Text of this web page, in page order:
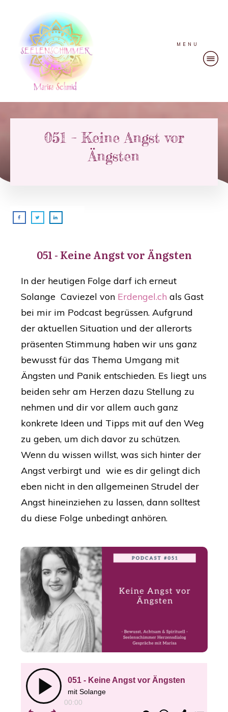
MENU
051 – Keine Angst vor
Ängsten
051 - ​Keine Angst vor Ängsten
In der heutigen Folge darf ich erneut
Solange Caviezel von Erdengel.ch als Gast
bei mir im Podcast begrü​ssen. Aufgrund
der aktuellen Situation und der allerorts
präsenten Stimmung haben wir uns ganz
bewusst für das Thema Umgang mit
Ängsten und Panik entschieden. Es liegt uns
beiden sehr am Herzen dazu Stellung zu
nehmen und dir vor allem auch ganz
konkrete Ideen und Tipps mit auf den Weg
zu geben, um dich davor zu schützen.
Wenn du wissen willst, was sich hinter der
Angst verbirgt und wie es dir gelingt dich
eben nicht in den allgemeinen Strudel der
Angst hineinziehen zu lassen, dann solltest
du diese Folge unbedingt anhören.